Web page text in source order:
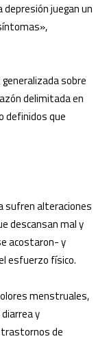
juegan un
sobre
delimitada en
definidos que
sufren alteraciones
descansan mal y
acostaron- y
esfuerzo físico.
menstruales,
y
trastornos de